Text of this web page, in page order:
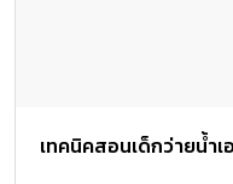
เทคนิคสอนเด็กว่ายน้ำ